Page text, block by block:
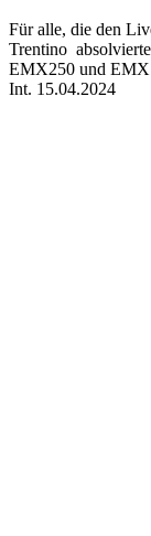
Für alle, die den
Trentino
EMX250 und
Int. 15.04.2024